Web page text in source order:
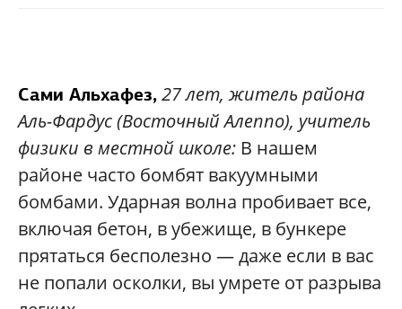
Сами Альхафез,27 лет, житель района
Аль-Фардус (Восточный Алеппо), учитель
физики вместной школе: В нашем
районе часто бомбят вакуумными
бомбами. Ударная волна пробивает все,
включая бетон, в убежище, в бункере
прятаться бесполезно — даже если в вас
не попали осколки, вы умрете от разрыва